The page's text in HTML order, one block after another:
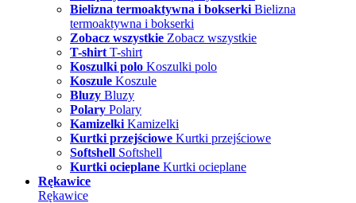
Bielizna termoaktywna i bokserki Bielizna
termoaktywna i bokserki
Zobacz wszystkie Zobacz wszystkie
T-shirt T-shirt
Koszulki polo Koszulki polo
Koszule Koszule
Bluzy Bluzy
Polary Polary
Kamizelki Kamizelki
Kurtki przejściowe Kurtki przejściowe
Softshell Softshell
Kurtki ocieplane Kurtki ocieplane
Rękawice
Rękawice